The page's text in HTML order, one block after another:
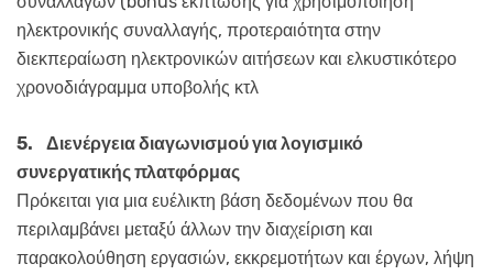
ηλεκτρονικής συναλλαγής, προτεραιότητα στην
διεκπεραίωση ηλεκτρονικών αιτήσεων και ελκυστικότερο
χρονοδιάγραμμα υποβολής κτλ
5. Διενέργεια διαγωνισμού για λογισμικό
συνεργατικής πλατφόρμας
Πρόκειται για μια ευέλικτη βάση δεδομένων που θα
περιλαμβάνει μεταξύ άλλων την διαχείριση και
παρακολούθηση εργασιών, εκκρεμοτήτων και έργων, λήψη